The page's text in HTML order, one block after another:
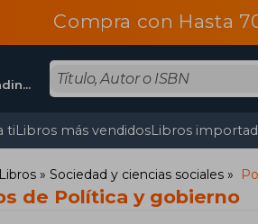
Compra con Hasta
Bogota, Cundinamarca
tiLibros más vendidosLibros
Libros Sociedad y ciencias sociales
de Política y gobierno